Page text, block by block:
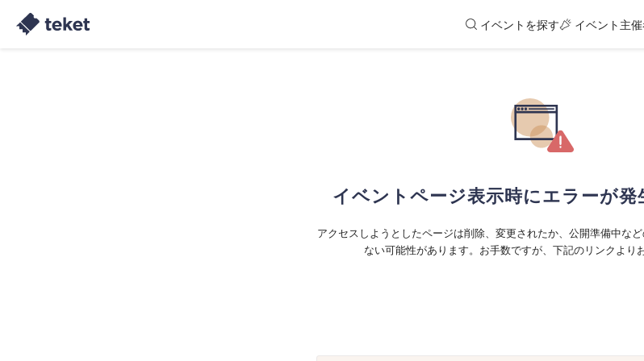
イベントを探す イベント主
イベントページ表示時にエラーが発
アクセスしようとしたページは削除、変更されたか、公開準備中な
ない可能性があります。お手数ですが、下記のリンクより